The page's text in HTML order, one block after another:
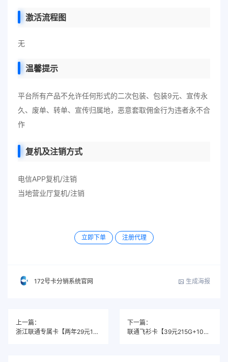
激活流程图
无
温馨提示
平台所有产品不允许任何形式的二次包装、包装9元、宣传永
久、废单、转单、宣传归属地，恶意套取佣金行为违者永不合
作
复机及注销方式
电信APP复机/注销
当地营业厅复机/注销
立即下单 注册代理
172号卡分销系统官网 生成海报
上一篇：
浙江联通专属卡【两年29元185G+100分钟】
下一篇：
联通飞衫卡【39元215G+100分钟】